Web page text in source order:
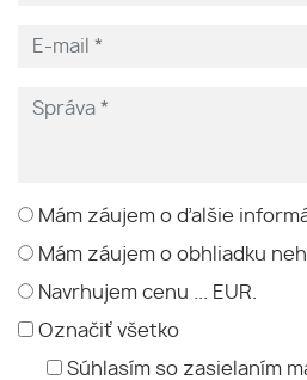
Mám záujem o ďalšie
Mám záujem o obhliadku
Navrhujem cenu ... EUR.
Označiť všetko
Súhlasím so zasielaním